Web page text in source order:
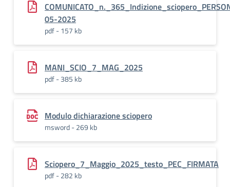
05-2025
pdf - 157 kb
MANI_SCIO_7_MAG_2025
pdf - 385 kb
Modulo dichiarazione sciopero
msword - 269 kb
Sciopero_7_Maggio_2025_testo_PEC_FIRMATA
pdf - 282 kb